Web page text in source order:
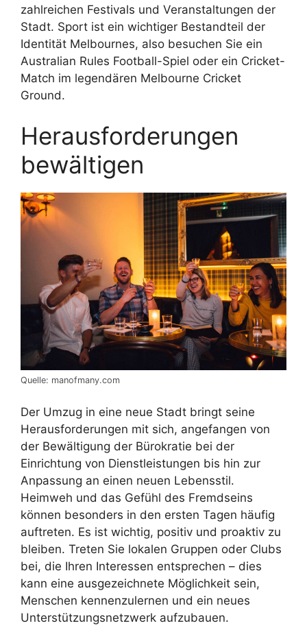
zahlreichen Festivals und Veranstaltungen der
Stadt. Sport ist ein wichtiger Bestandteil der
Identität Melbournes, also besuchen Sie ein
Australian Rules Football-Spiel oder ein Cricket-
Match im legendären Melbourne Cricket
Ground.
Herausforderungen
bewältigen
Quelle: manofmany.com
Der Umzug in eine neue Stadt bringt seine
Herausforderungen mit sich, angefangen von
der Bewältigung der Bürokratie bei der
Einrichtung von Dienstleistungen bis hin zur
Anpassung an einen neuen Lebensstil.
Heimweh und das Gefühl des Fremdseins
können besonders in den ersten Tagen häufig
auftreten. Es ist wichtig, positiv und proaktiv zu
bleiben. Treten Sie lokalen Gruppen oder Clubs
bei, die Ihren Interessen entsprechen – dies
kann eine ausgezeichnete Möglichkeit sein,
Menschen kennenzulernen und ein neues
Unterstützungsnetzwerk aufzubauen.